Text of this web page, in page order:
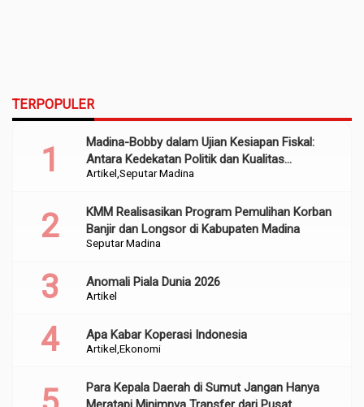
TERPOPULER
Artikel Seputar Madina
Madina-Bobby dalam Ujian Kesiapan Fiskal:
Antara Kedekatan Politik dan Kualitas
Perencanaan
Seputar Madina
KMM Realisasikan Program Pemulihan Korban
Banjir dan Longsor di Kabupaten Madina
Artikel
Anomali Piala Dunia 2026
Artikel Ekonomi
Apa Kabar Koperasi Indonesia
Para Kepala Daerah di Sumut Jangan Hanya